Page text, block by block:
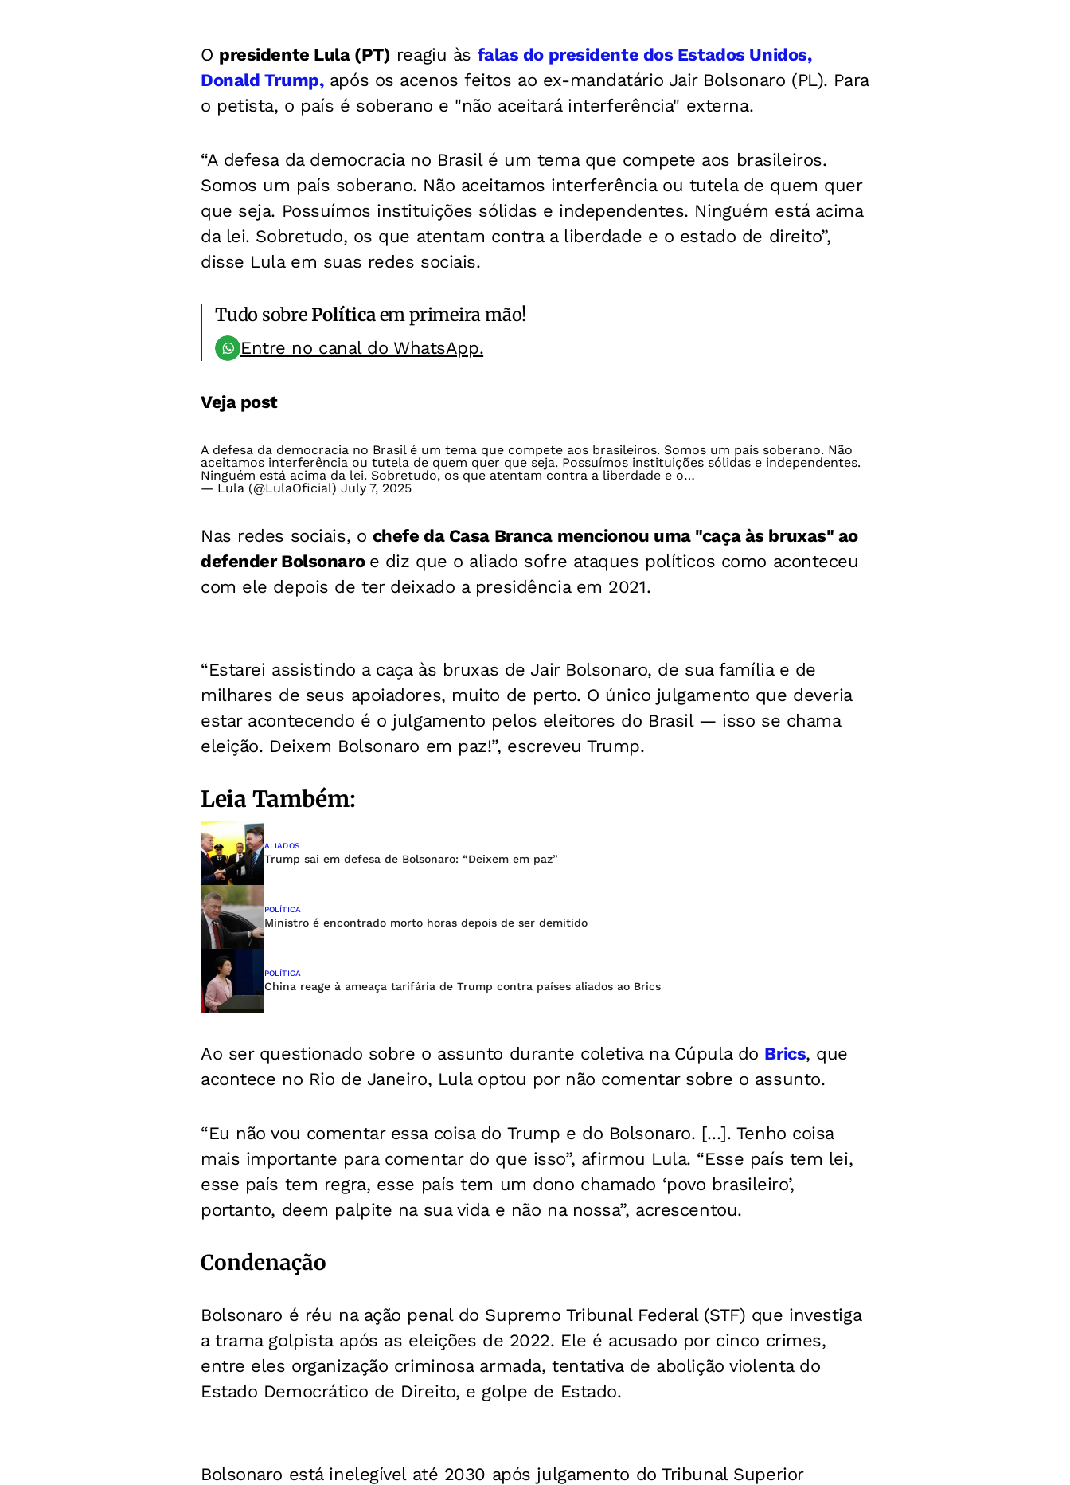
O presidente Lula (PT) reagiu às falas do presidente dos Estados Unidos,
Donald Trump,após os acenos feitos ao ex-mandatário Jair Bolsonaro (PL). Para
o petista, o país é soberano e "não aceitará interferência" externa.
“A defesa da democracia no Brasil é um tema que compete aos brasileiros.
Somos um país soberano. Não aceitamos interferência ou tutela de quem quer
que seja. Possuímos instituições sólidas e independentes. Ninguém está acima
da lei. Sobretudo, os que atentam contra a liberdade e o estado de direito”,
disse Lula em suas redes sociais.
Tudo sobrePolíticaem primeira mão!
Entre no canal do WhatsApp.
Veja post
A defesa da democracia no Brasil é um tema que compete aos brasileiros. Somos um país soberano. Não
aceitamos interferência ou tutela de quem quer que seja. Possuímos instituições sólidas e independentes.
Ninguém está acima da lei. Sobretudo, os que atentam contra a liberdade e o…
— Lula (@LulaOficial) July 7, 2025
Nas redes sociais, o chefe da Casa Branca mencionou uma "caça às bruxas" ao
defender Bolsonaro e diz que o aliado sofre ataques políticos como aconteceu
com ele depois de ter deixado a presidência em 2021.
“Estarei assistindo a caça às bruxas de Jair Bolsonaro, de sua família e de
milhares de seus apoiadores, muito de perto. O único julgamento que deveria
estar acontecendo é o julgamento pelos eleitores do Brasil — isso se chama
eleição. Deixem Bolsonaro em paz!”, escreveu Trump.
Leia Também:
ALIADOS
Trump sai em defesa de Bolsonaro: “Deixem em paz”
POLÍTICA
Ministro é encontrado morto horas depois de ser demitido
POLÍTICA
China reage à ameaça tarifária de Trump contra países aliados ao Brics
Ao ser questionado sobre o assunto durante coletiva na Cúpula do Brics, que
acontece no Rio de Janeiro, Lula optou por não comentar sobre o assunto.
“Eu não vou comentar essa coisa do Trump e do Bolsonaro. [...]. Tenho coisa
mais importante para comentar do que isso”, afirmou Lula. “Esse país tem lei,
esse país tem regra, esse país tem um dono chamado ‘povo brasileiro’,
portanto, deem palpite na sua vida e não na nossa”, acrescentou.
Condenação
Bolsonaro é réu na ação penal do Supremo Tribunal Federal (STF) que investiga
a trama golpista após as eleições de 2022. Ele é acusado por cinco crimes,
entre eles organização criminosa armada, tentativa de abolição violenta do
Estado Democrático de Direito, e golpe de Estado.
Bolsonaro está inelegível até 2030 após julgamento do Tribunal Superior